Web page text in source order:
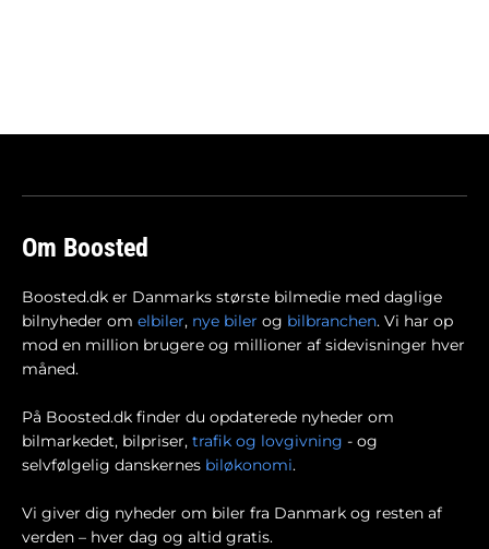
Om Boosted
Boosted.dk er Danmarks største bilmedie med daglige
bilnyheder om elbiler, nye biler og bilbranchen. Vi har op
mod en million brugere og millioner af sidevisninger hver
måned.
På Boosted.dk finder du opdaterede nyheder om
bilmarkedet, bilpriser, trafik og lovgivning - og
selvfølgelig danskernes biløkonomi.
Vi giver dig nyheder om biler fra Danmark og resten af
verden – hver dag og altid gratis.